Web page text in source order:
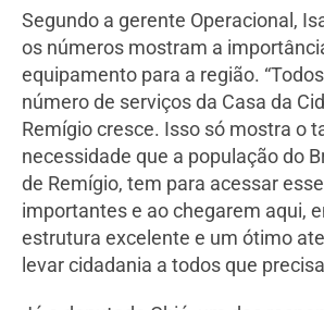
Segundo a gerente Operacional,
os números mostram a
equipamento para a região.
número de serviços da Casa da
Remígio cresce. Isso só mostra o
necessidade que a população do
de Remígio, tem para acessar
importantes e ao chegarem aqui,
estrutura excelente e um ótimo
levar cidadania a todos que